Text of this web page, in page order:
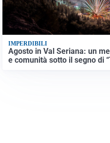
IMPERDIBILI
Agosto in Val Seriana: un
e comunità sotto il segno di